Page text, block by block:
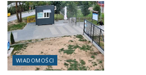
WIADOMOŚCI